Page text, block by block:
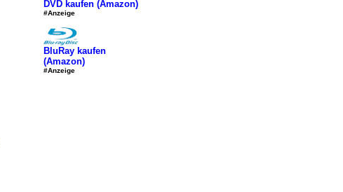
DVD kaufen (Amazon)
#Anzeige
BluRay kaufen
(Amazon)
#Anzeige